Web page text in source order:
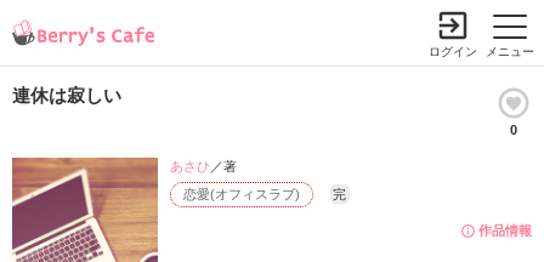
メニュー
ログイン
連休は寂しい
0
作品情報
恋愛(オフィスラブ) 完
あさひ ／著